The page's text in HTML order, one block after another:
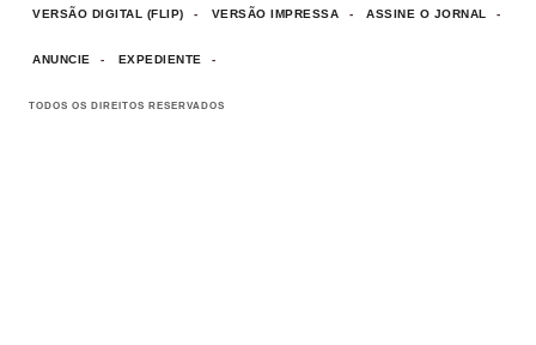
VERSÃO DIGITAL (FLIP) VERSÃO IMPRESSA ASSINE O JORNAL
ANUNCIE EXPEDIENTE
TODOS OS DIREITOS RESERVADOS